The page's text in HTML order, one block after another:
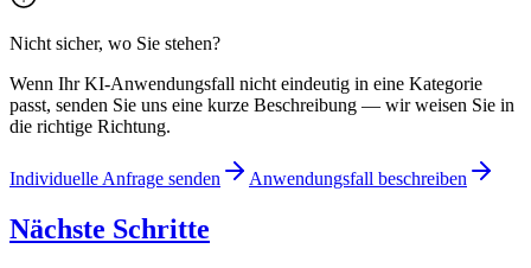
Nicht sicher, wo Sie stehen?
Wenn Ihr KI-Anwendungsfall nicht eindeutig in eine Kategorie
passt, senden Sie uns eine kurze Beschreibung — wir weisen Sie in
die richtige Richtung.
Individuelle Anfrage senden Anwendungsfall beschreiben
Nächste Schritte